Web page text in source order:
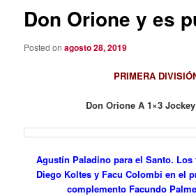
Don Orione y es
Posted onagosto 28, 2019
PRIMERA
Don Orione A 1×3
Agustín Paladino para el Santo.
Diego Koltes y Facu Colombi en el
complemento Facundo